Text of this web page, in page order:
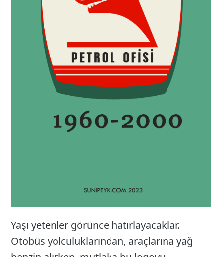
Yaşı yetenler görünce hatırlayacaklar.
Otobüs yolculuklarından, araçlarına yağ